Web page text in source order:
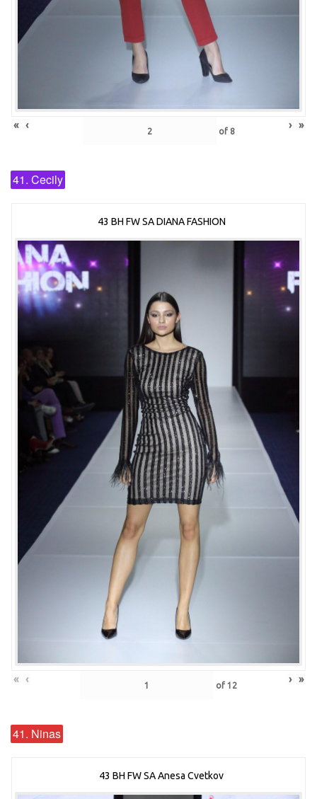
« ‹ of 8 › »
41. Cecily
43 BH FW SA DIANA FASHION
« ‹ of 12 › »
41. Ninas
43 BH FW SA Anesa Cvetkov